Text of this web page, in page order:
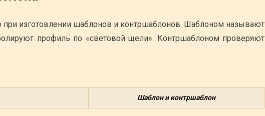
изготовлении шаблонов и контршаблонов. Шаблоном называют
профиль по «световой щели». Контршаблоном проверяют
Шаблон и контршаблон